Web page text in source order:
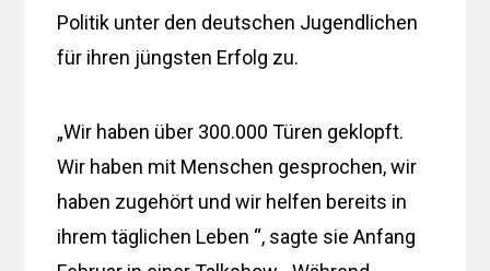
Politik unter den deutschen Jugendlichen
für ihren jüngsten Erfolg zu.
„Wir haben über 300.000 Türen geklopft.
Wir haben mit Menschen gesprochen, wir
haben zugehört und wir helfen bereits in
ihrem täglichen Leben “, sagte sie Anfang